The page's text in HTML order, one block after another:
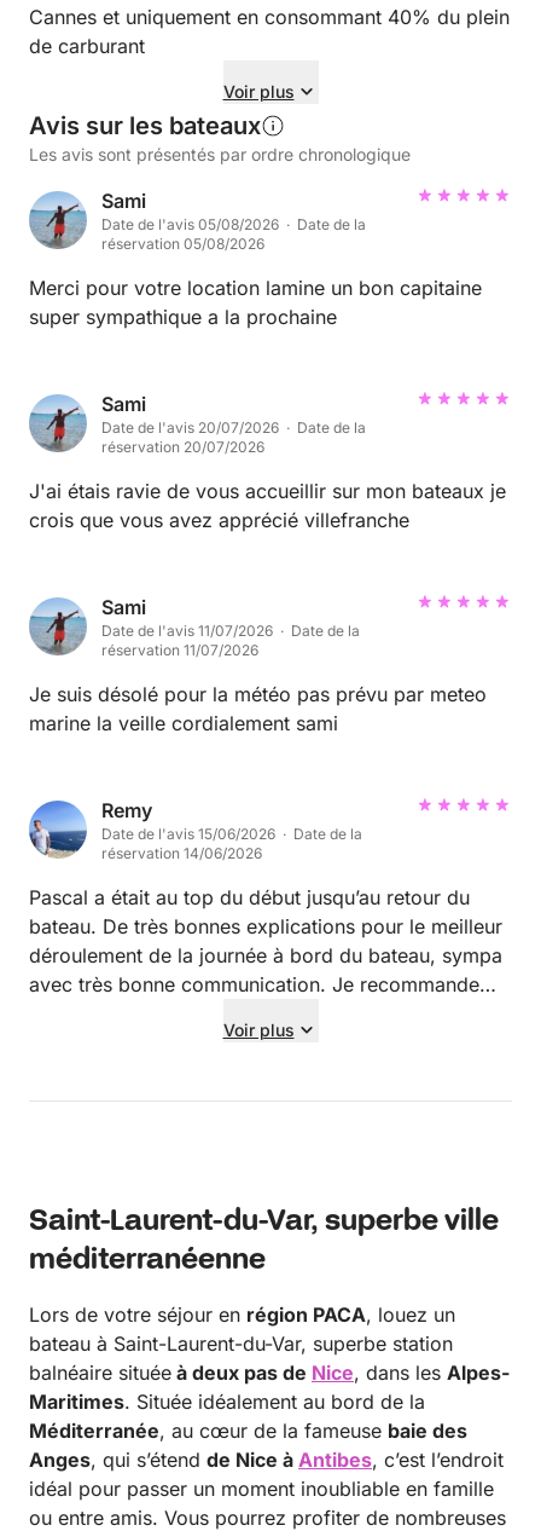
Cannes et uniquement en consommant 40% du plein
de carburant
Voir plus
Avis sur les bateaux
Les avis sont présentés par ordre chronologique
Sami
Date de l'avis 05/08/2026 · Date de la
réservation 05/08/2026
Merci pour votre location lamine un bon capitaine
super sympathique a la prochaine
Sami
Date de l'avis 20/07/2026 · Date de la
réservation 20/07/2026
J'ai étais ravie de vous accueillir sur mon bateaux je
crois que vous avez apprécié villefranche
Sami
Date de l'avis 11/07/2026 · Date de la
réservation 11/07/2026
Je suis désolé pour la météo pas prévu par meteo
marine la veille cordialement sami
Remy
Date de l'avis 15/06/2026 · Date de la
réservation 14/06/2026
Pascal a était au top du début jusqu’au retour du
bateau. De très bonnes explications pour le meilleur
déroulement de la journée à bord du bateau, sympa
avec très bonne communication. Je recommande
Voir plus
Saint-Laurent-du-Var, superbe ville
méditerranéenne
Lors de votre séjour en région PACA, louez un
bateau à Saint-Laurent-du-Var, superbe station
balnéaire située à deux pas de Nice, dans les Alpes-
Maritimes. Située idéalement au bord de la
Méditerranée, au cœur de la fameuse baie des
Anges, qui s’étend de Nice à Antibes, c’est l’endroit
idéal pour passer un moment inoubliable en famille
ou entre amis. Vous pourrez profiter de nombreuses